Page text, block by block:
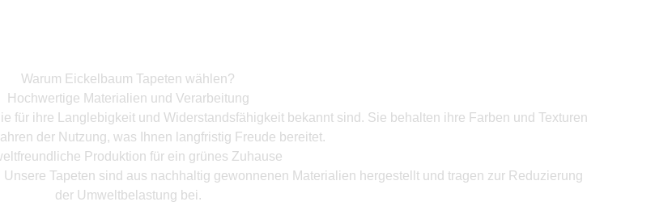
Warum Eickelbaum Tapeten wählen?
Hochwertige Materialien und Verarbeitung
für ihre Langlebigkeit und Widerstandsfähigkeit bekannt sind. Sie behalten ihre Farben und Texturen
der Nutzung, was Ihnen langfristig Freude bereitet.
Produktion für ein grünes Zuhause
Tapeten sind aus nachhaltig gewonnenen Materialien hergestellt und tragen zur Reduzierung
der Umweltbelastung bei.